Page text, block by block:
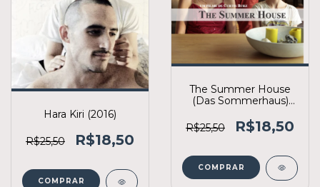
Hara Kiri (2016)
R$25,50 R$18,50
COMPRAR
The Summer House
(Das Sommerhaus)
R$25,50
R$18,50
COMPRAR